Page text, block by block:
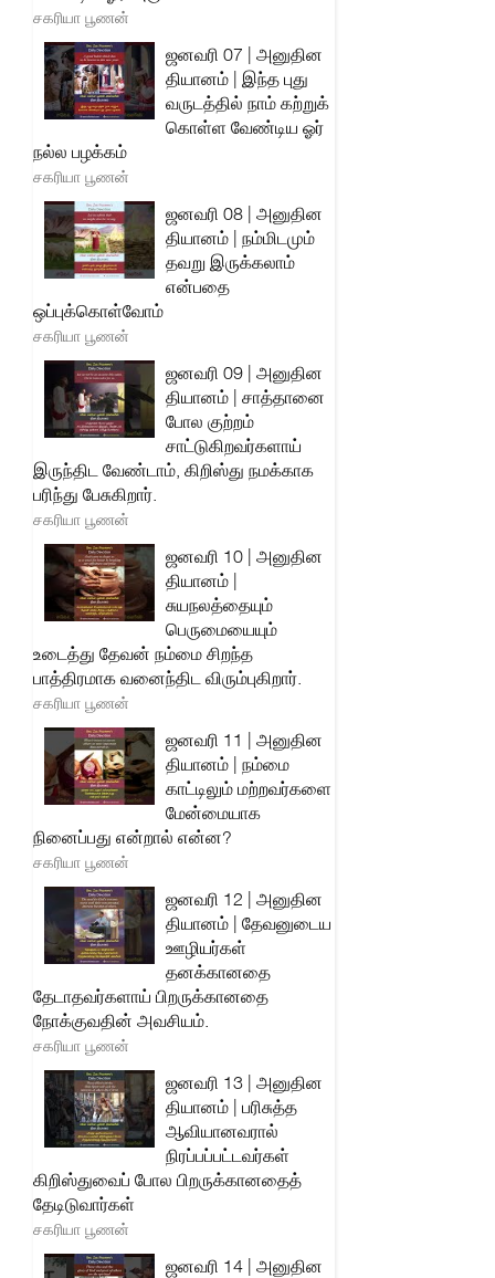
சகரியா பூணன்
ஜனவரி 07 | அனுதின
தியானம் | இந்த புது
வருடத்தில் நாம் கற்றுக்
கொள்ள வேண்டிய ஓர்
நல்ல பழக்கம்
சகரியா பூணன்
ஜனவரி 08 | அனுதின
தியானம் | நம்மிடமும்
தவறு இருக்கலாம்
என்பதை
ஒப்புக்கொள்வோம்
சகரியா பூணன்
ஜனவரி 09 | அனுதின
தியானம் | சாத்தானை
போல குற்றம்
சாட்டுகிறவர்களாய்
இருந்திட வேண்டாம், கிறிஸ்து நமக்காக
பரிந்து பேசுகிறார்.
சகரியா பூணன்
ஜனவரி 10 | அனுதின
தியானம் |
சுயநலத்தையும்
பெருமையையும்
உடைத்து தேவன் நம்மை சிறந்த
பாத்திரமாக வனைந்திட விரும்புகிறார்.
சகரியா பூணன்
ஜனவரி 11 | அனுதின
தியானம் | நம்மை
காட்டிலும் மற்றவர்களை
மேன்மையாக
நினைப்பது என்றால் என்ன?
சகரியா பூணன்
ஜனவரி 12 | அனுதின
தியானம் | தேவனுடைய
ஊழியர்கள்
தனக்கானதை
தேடாதவர்களாய் பிறருக்கானதை
நோக்குவதின் அவசியம்.
சகரியா பூணன்
ஜனவரி 13 | அனுதின
தியானம் | பரிசுத்த
ஆவியானவரால்
நிரப்பப்பட்டவர்கள்
கிறிஸ்துவைப் போல பிறருக்கானதைத்
தேடிடுவார்கள்
சகரியா பூணன்
ஜனவரி 14 | அனுதின